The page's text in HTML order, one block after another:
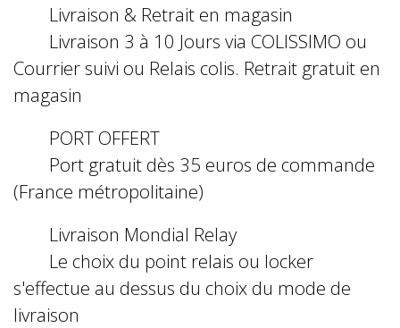
Livraison & Retrait en magasin
Livraison 3 à 10 Jours via COLISSIMO ou
Courrier suivi ou Relais colis. Retrait gratuit en
magasin
PORT OFFERT
Port gratuit dès 35 euros de commande
(France métropolitaine)
Livraison Mondial Relay
Le choix du point relais ou locker
s'effectue au dessus du choix du mode de
livraison